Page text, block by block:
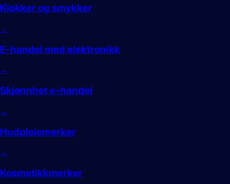
Klokker og smykker
→
E-handel med elektronikk
→
Skjønnhet e-handel
→
Hudpleiemerker
→
Kosmetikkmerker